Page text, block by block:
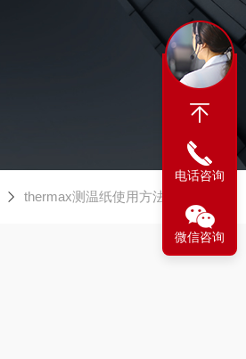
thermax测温纸使用方法特点
电话咨询
微信咨询